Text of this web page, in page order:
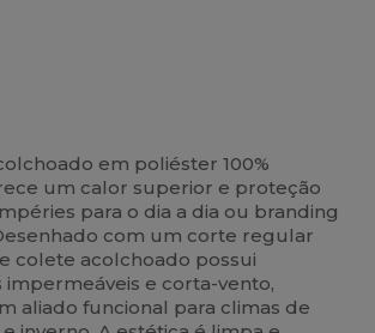
em poliéster 100%
um calor superior e proteção
para o dia a dia ou branding
com um corte regular
colete acolchoado possui
e corta-vento,
aliado funcional para climas de